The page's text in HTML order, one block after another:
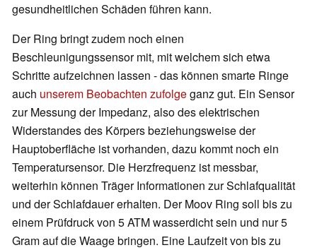
gesundheitlichen Schäden führen kann.
Der Ring bringt zudem noch einen
Beschleunigungssensor mit, mit welchem sich etwa
Schritte aufzeichnen lassen - das können smarte Ringe
auch unserem Beobachten zufolgeganz gut. Ein Sensor
zur Messung der Impedanz, also des elektrischen
Widerstandes des Körpers beziehungsweise der
Hauptoberfläche ist vorhanden, dazu kommt noch ein
Temperatursensor. Die Herzfrequenz ist messbar,
weiterhin können Träger Informationen zur Schlafqualität
und der Schlafdauer erhalten. Der Moov Ring soll bis zu
einem Prüfdruck von 5 ATM wasserdicht sein und nur 5
Gram auf die Waage bringen. Eine Laufzeit von bis zu